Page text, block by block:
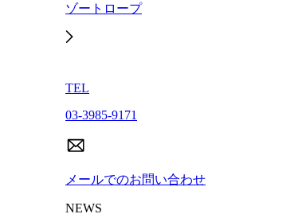
ゾートロープ
TEL
03-3985-9171
メールでのお問い合わせ
NEWS